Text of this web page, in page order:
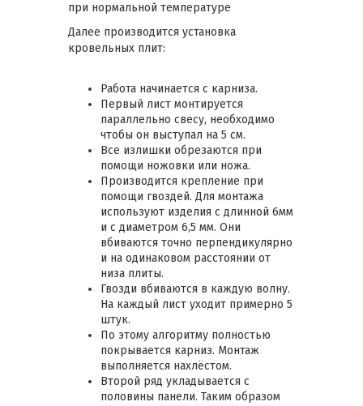
при нормальной температуре
Далее производится установка
кровельных плит:
Работа начинается с карниза.
Первый лист монтируется
параллельно свесу, необходимо
чтобы он выступал на 5 см.
Все излишки обрезаются при
помощи ножовки или ножа.
Производится крепление при
помощи гвоздей. Для монтажа
используют изделия с длинной 6мм
и с диаметром 6,5 мм. Они
вбиваются точно перпендикулярно
и на одинаковом расстоянии от
низа плиты.
Гвозди вбиваются в каждую волну.
На каждый лист уходит примерно 5
штук.
По этому алгоритму полностью
покрывается карниз. Монтаж
выполняется нахлёстом.
Второй ряд укладывается с
половины панели. Таким образом